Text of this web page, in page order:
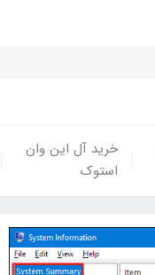
خرید آل این وان
استوک